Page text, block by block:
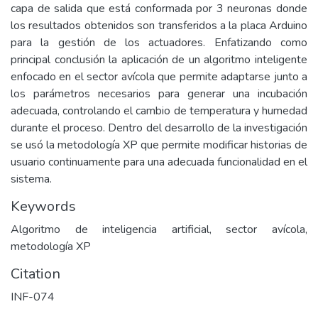
capa de salida que está conformada por 3 neuronas donde
los resultados obtenidos son transferidos a la placa Arduino
para la gestión de los actuadores. Enfatizando como
principal conclusión la aplicación de un algoritmo inteligente
enfocado en el sector avícola que permite adaptarse junto a
los parámetros necesarios para generar una incubación
adecuada, controlando el cambio de temperatura y humedad
durante el proceso. Dentro del desarrollo de la investigación
se usó la metodología XP que permite modificar historias de
usuario continuamente para una adecuada funcionalidad en el
sistema.
Keywords
Algoritmo de inteligencia artificial, sector avícola,
metodología XP
Citation
INF-074